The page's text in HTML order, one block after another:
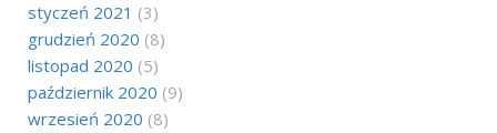
styczeń 2021 (3)
grudzień 2020 (8)
listopad 2020 (5)
październik 2020 (9)
wrzesień 2020 (8)